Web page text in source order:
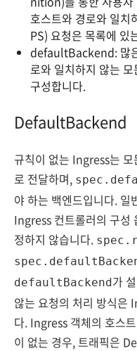
호스트와 경로와 일
PS) 요청은 목록에 있
defaultBackend: 많
로와 일치하지 않는
구성합니다.
DefaultBackend
규칙이 없는 Ingress는
로 전달하며,
야 하는 백엔드입니다.
Ingress 컨트롤러의 구성
정하지 않습니다.
defaultBackend가
않는 요청의 처리 방식은
다. Ingress 객체의 호스
이 없는 경우, 트래픽은